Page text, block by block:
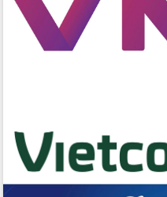
an toàn, hiệu quả, đúng quy định
Thủ tướng Chính phủ Phạm Minh Chính
kiểm tra, chỉ đạo hoàn thành các dự
Lãnh đạo tỉnh dâng hương tưởng niệm
tại Đập Đồng Cam đầu Xuân Bính Ngọ
Ngành nông nghiệp phấn đấu tăng
trưởng đạt 5,86% trong năm 2026